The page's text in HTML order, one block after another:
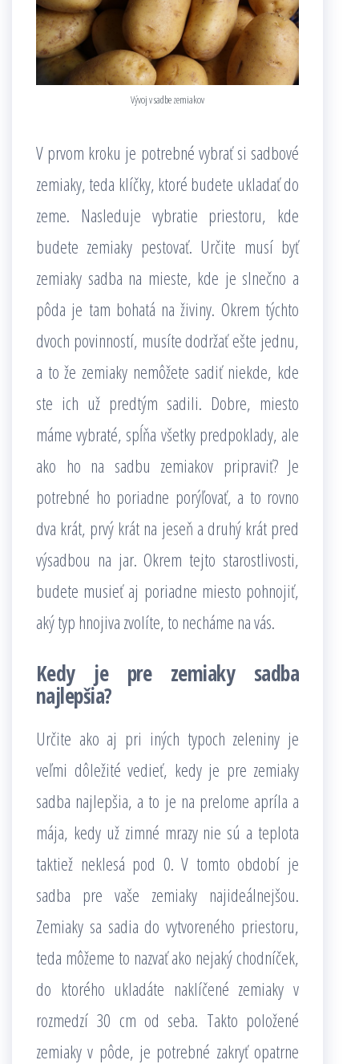
Vývoj v sadbe zemiakov
V prvom kroku je potrebné vybrať si sadbové
zemiaky, teda klíčky, ktoré budete ukladať do
zeme. Nasleduje vybratie priestoru, kde
budete zemiaky pestovať. Určite musí byť
zemiaky sadba na mieste, kde je slnečno a
pôda je tam bohatá na živiny. Okrem týchto
dvoch povinností, musíte dodržať ešte jednu,
a to že zemiaky nemôžete sadiť niekde, kde
ste ich už predtým sadili. Dobre, miesto
máme vybraté, spĺňa všetky predpoklady, ale
ako ho na sadbu zemiakov pripraviť? Je
potrebné ho poriadne porýľovať, a to rovno
dva krát, prvý krát na jeseň a druhý krát pred
výsadbou na jar. Okrem tejto starostlivosti,
budete musieť aj poriadne miesto pohnojiť,
aký typ hnojiva zvolíte, to necháme na vás.
Kedy je pre zemiaky sadba
najlepšia?
Určite ako aj pri iných typoch zeleniny je
veľmi dôležité vedieť, kedy je pre zemiaky
sadba najlepšia, a to je na prelome apríla a
mája, kedy už zimné mrazy nie sú a teplota
taktiež neklesá pod 0. V tomto období je
sadba pre vaše zemiaky najideálnejšou.
Zemiaky sa sadia do vytvoreného priestoru,
teda môžeme to nazvať ako nejaký chodníček,
do ktorého ukladáte naklíčené zemiaky v
rozmedzí 30 cm od seba. Takto položené
zemiaky v pôde, je potrebné zakryť opatrne